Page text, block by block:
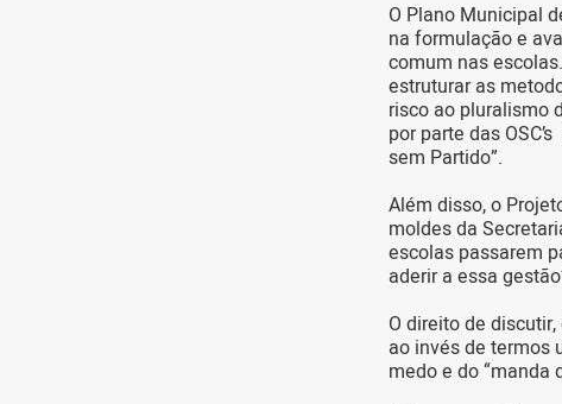
O Plano Municipal
na formulação e
comum nas
estruturar as
risco ao pluralismo
por parte das
sem Partido”.
Além disso, o
moldes da
escolas passarem
aderir a essa
O direito de
ao invés de termos
medo e do “manda